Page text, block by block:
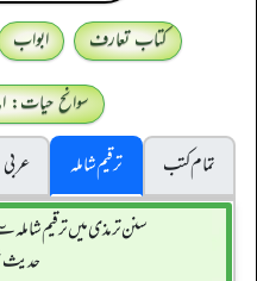
کتاب تعارف ابواب
سوانح حیات:
تمام کتب
ترقیم شاملہ عربی
سنن ترمذی میں ترقیم شاملہ
حدیث